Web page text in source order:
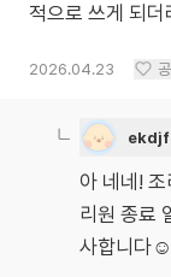
적으로 쓰게 되더
2026.04.23
아 네네!
리원 종료
사합니다☺️